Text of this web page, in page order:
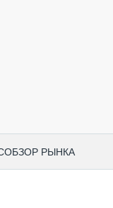
ОБЗОР РЫНКА